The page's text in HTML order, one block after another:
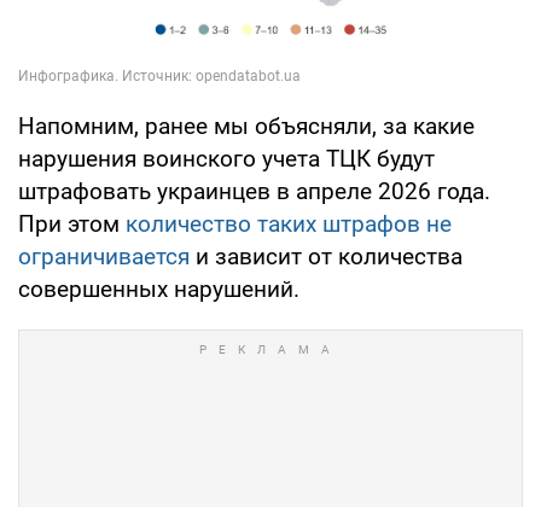
Напомним, ранее мы объясняли, за какие
нарушения воинского учета ТЦК будут
штрафовать украинцев в апреле 2026 года.
При этом количество таких штрафов не
ограничивается и зависит от количества
совершенных нарушений.